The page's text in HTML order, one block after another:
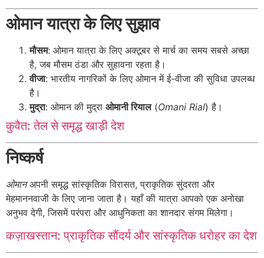
ओमान यात्रा के लिए सुझाव
मौसम: ओमान यात्रा के लिए अक्टूबर से मार्च का समय सबसे अच्छा
है, जब मौसम ठंडा और सुहावना रहता है।
वीजा: भारतीय नागरिकों के लिए ओमान में ई-वीजा की सुविधा उपलब्ध
है।
मुद्रा: ओमान की मुद्रा ओमानी रियाल(Omani Rial) है।
कुवैत: तेल से समृद्ध खाड़ी देश
निष्कर्ष
ओमानअपनी समृद्ध सांस्कृतिक विरासत, प्राकृतिक सुंदरता और
मेहमाननवाजी के लिए जाना जाता है। यहाँ की यात्रा आपको एक अनोखा
अनुभव देगी, जिसमें परंपरा और आधुनिकता का शानदार संगम मिलेगा।
कज़ाखस्तान: प्राकृतिक सौंदर्य और सांस्कृतिक धरोहर का देश